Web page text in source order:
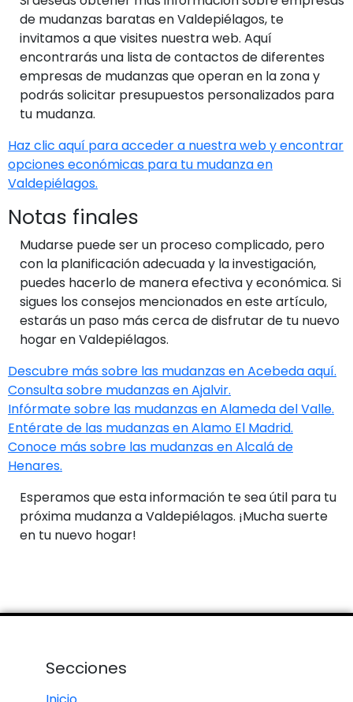
de mudanzas baratas en Valdepiélagos, te
invitamos a que visites nuestra web. Aquí
encontrarás una lista de contactos de diferentes
empresas de mudanzas que operan en la zona y
podrás solicitar presupuestos personalizados para
tu mudanza.
Haz clic aquí para acceder a nuestra web y encontrar
opciones económicas para tu mudanza en
Valdepiélagos.
Notas finales
Mudarse puede ser un proceso complicado, pero
con la planificación adecuada y la investigación,
puedes hacerlo de manera efectiva y económica. Si
sigues los consejos mencionados en este artículo,
estarás un paso más cerca de disfrutar de tu nuevo
hogar en Valdepiélagos.
Descubre más sobre las mudanzas en Acebeda aquí.
Consulta sobre mudanzas en Ajalvir.
Infórmate sobre las mudanzas en Alameda del Valle.
Entérate de las mudanzas en Alamo El Madrid.
Conoce más sobre las mudanzas en Alcalá de
Henares.
Esperamos que esta información te sea útil para tu
próxima mudanza a Valdepiélagos. ¡Mucha suerte
en tu nuevo hogar!
Secciones